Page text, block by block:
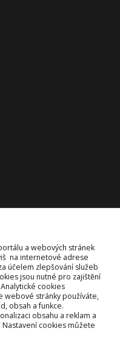
a webových stránek
na internetové adrese
účelem zlepšování služeb
jsou nutné pro zajištění
cookies
webové stránky používáte,
obsah a funkce.
obsahu a reklam a
cookies můžete